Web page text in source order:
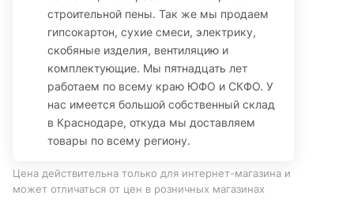
строительной пены. Так же мы продаем
гипсокартон, сухие смеси, электрику,
скобяные изделия, вентиляцию и
комплектующие. Мы пятнадцать лет
работаем по всему краю ЮФО и СКФО. У
нас имеется большой собственный склад
в Краснодаре, откуда мы доставляем
товары по всему региону.
Цена действительна только для интернет-магазина и
может отличаться от цен в розничных магазинах